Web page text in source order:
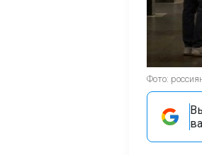
Фото: